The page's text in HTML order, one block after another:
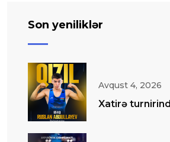
Son yeniliklər
Avqust 4, 2026
Xatirə